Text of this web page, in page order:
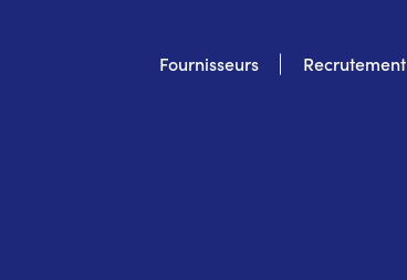
Fournisseurs Recrutement